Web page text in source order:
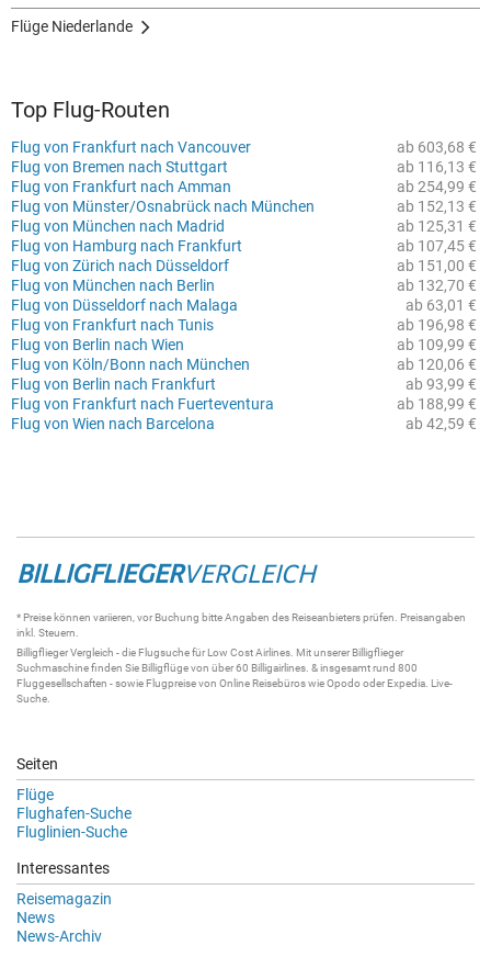
Flüge Niederlande
Top Flug-Routen
ab 603,68 €
Flug von Frankfurt nach Vancouver
ab 116,13 €
Flug von Bremen nach Stuttgart
ab 254,99 €
Flug von Frankfurt nach Amman
ab 152,13 €
Flug von Münster/Osnabrück nach München
ab 125,31 €
Flug von München nach Madrid
ab 107,45 €
Flug von Hamburg nach Frankfurt
ab 151,00 €
Flug von Zürich nach Düsseldorf
ab 132,70 €
Flug von München nach Berlin
ab 63,01 €
Flug von Düsseldorf nach Malaga
ab 196,98 €
Flug von Frankfurt nach Tunis
ab 109,99 €
Flug von Berlin nach Wien
ab 120,06 €
Flug von Köln/Bonn nach München
ab 93,99 €
Flug von Berlin nach Frankfurt
ab 188,99 €
Flug von Frankfurt nach Fuerteventura
ab 42,59 €
Flug von Wien nach Barcelona
BILLIGFLIEGERVERGLEICH
* Preise können variieren, vor Buchung bitte Angaben des Reiseanbieters prüfen. Preisangaben
inkl. Steuern.
BilligfliegerVergleich - die Flugsuchefür Low Cost Airlines. Mit unsererBilligflieger
Suchmaschinefinden Sie Billigflügevon über 60 Billigairlines . & insgesamt rund 800
Fluggesellschaften - sowie Flugpreise von Online Reisebüros wie Opodo oder Expedia. Live-
Suche
Seiten
Flüge
Flughafen-Suche
Fluglinien-Suche
Interessantes
Reisemagazin
News
News-Archiv